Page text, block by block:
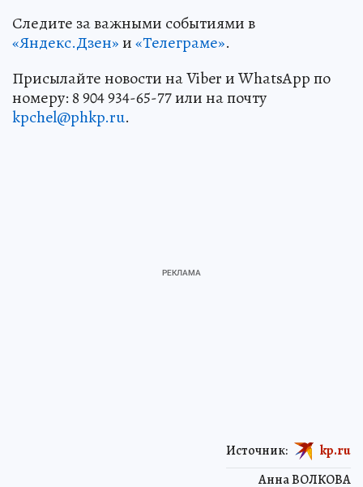
Следите за важными событиями в
«Яндекс.Дзен»и«Телеграме».
Присылайте новости на Viber и WhatsApp по
номеру: 8 904 934-65-77 или на почту
kpchel@phkp.ru.
Анна ВОЛКОВА
Источник: kp.ru